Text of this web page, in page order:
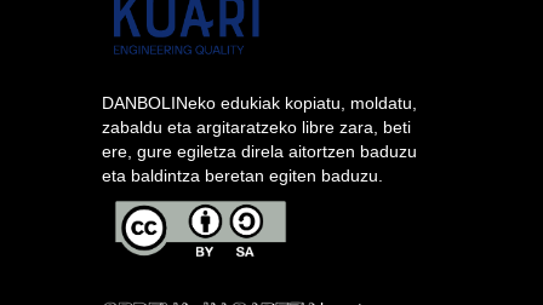
DANBOLINeko edukiak kopiatu, moldatu,
zabaldu eta argitaratzeko libre zara, beti
ere, gure egiletza direla aitortzen baduzu
eta baldintza beretan egiten baduzu.